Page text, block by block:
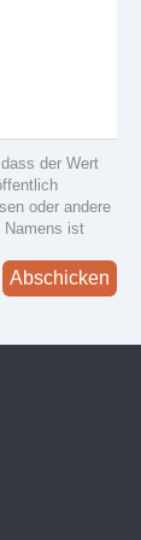
der Wert
oder andere
Namens ist
Abschicken